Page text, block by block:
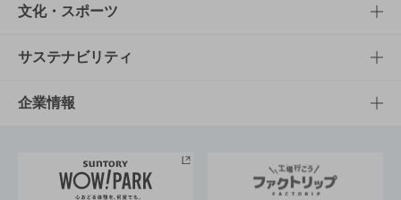
商品一覧
商品発売情報
栄養成分一覧
知る・楽しむTOP
キャンペーン
工場見学
地域情報
文化・スポーツ
文化・スポーツTOP
サントリーホール
サントリーサンバーズ大阪
サステナビリティ
サステナビリティTOP
サントリーが考えるサステナビリティ経営
企業情報
企業概要